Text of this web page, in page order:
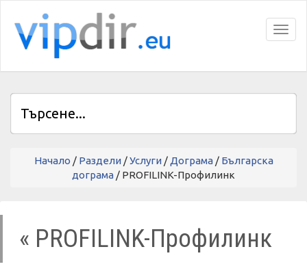
Начало / Раздели/Услуги/ Дограма/ Българска
дограма / PROFILINK-Профилинк
« PROFILINK-Профилинк